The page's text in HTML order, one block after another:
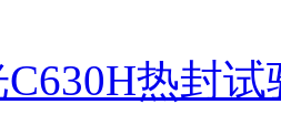
热封